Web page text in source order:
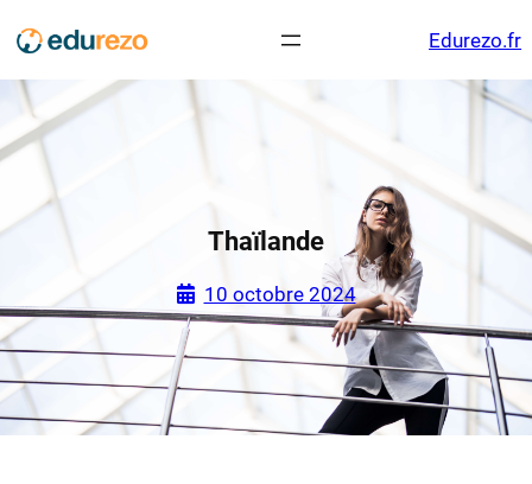
au
contenu
Edurezo.fr
Thaïlande
10 octobre 2024